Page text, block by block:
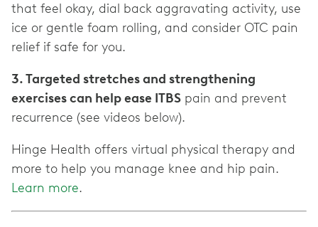
that feel okay, dial back aggravating activity, use
ice or gentle foam rolling, and consider OTC pain
relief if safe for you.
3. Targeted stretches and strengthening
exercises can help ease ITBS pain and prevent
recurrence (see videos below).
Hinge Health offers virtual physical therapy and
more to help you manage knee and hip pain.
Learn more.